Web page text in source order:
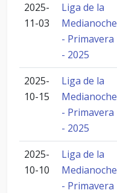
2025-
11-03
Liga de la
Medianoche
- Primavera
- 2025
2025-
10-15
Liga de la
Medianoche
- Primavera
- 2025
2025-
10-10
Liga de la
Medianoche
- Primavera